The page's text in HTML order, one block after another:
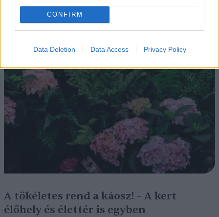
CONFIRM
Data Deletion Data Access Privacy Policy
A tökéletes rend a káosz! – A kert
élőhely és élettér is egyben